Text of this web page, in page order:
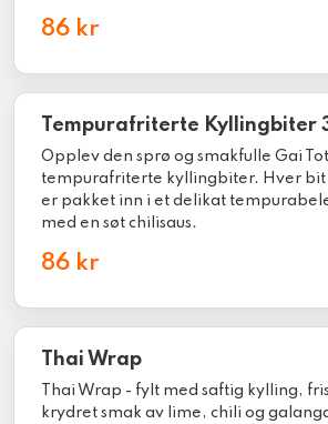
86 kr
Tempurafriterte Kyllingbiter
Opplev den sprø og smakfulle Gai
tempurafriterte kyllingbiter. Hver bit
er pakket inn i et delikat
med en søt chilisaus.
86 kr
Thai Wrap
Thai Wrap - fylt med saftig kylling,
krydret smak av lime, chili og